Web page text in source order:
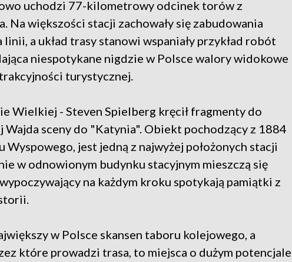
uchodzi 77-kilometrowy odcinek torów z
Na większości stacji zachowały się zabudowania
a układ trasy stanowi wspaniały przykład robót
niespotykane nigdzie w Polsce walory widokowe
turystycznej.
Wielkiej - Steven Spielberg kręcił fragmenty do
Wajda sceny do "Katynia". Obiekt pochodzący z 1884
Wyspowego, jest jedną z najwyżej położonych stacji
w odnowionym budynku stacyjnym mieszczą się
na każdym kroku spotykają pamiątki z
w Polsce skansen taboru kolejowego, a
które prowadzi trasa, to miejsca o dużym potencjale